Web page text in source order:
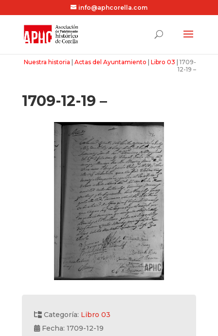
info@aphcorella.com
Nuestra historia |Actas del Ayuntamiento |Libro 03 |1709-
12-19 –
1709-12-19 –
Categoría: Libro 03
Fecha: 1709-12-19